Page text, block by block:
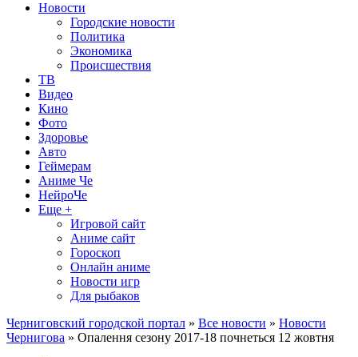
Новости
Городские новости
Политика
Экономика
Происшествия
ТВ
Видео
Кино
Фото
Здоровье
Авто
Геймерам
Аниме Че
НейроЧе
Еще +
Игровой сайт
Аниме сайт
Гороскоп
Онлайн аниме
Новости игр
Для рыбаков
Черниговский городской портал » Все новости » Новости
Чернигова » Опалення сезону 2017-18 почнеться 12 жовтня